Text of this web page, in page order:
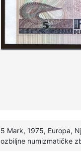
5 Mark, 1975, Europa,
ozbiljne numizmatičke